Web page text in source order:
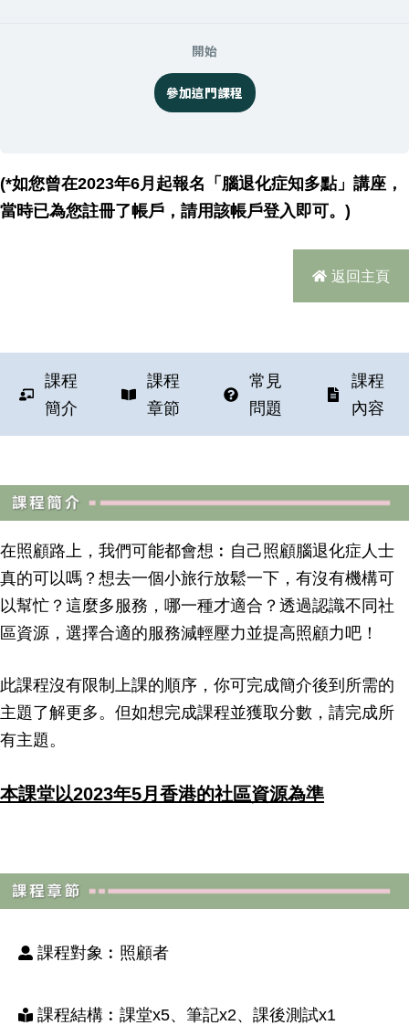
開始
參加這門課程
(*如您曾在2023年6月起報名「腦退化症知多點」講座，
當時已為您註冊了帳戶，請用該帳戶登入即可。)
返回主頁
課程
簡介
課程
章節
常見
問題
課程
內容
在照顧路上，我們可能都會想︰自己照顧腦退化症人士
真的可以嗎？想去一個小旅行放鬆一下，有沒有機構可
以幫忙？這麼多服務，哪一種才適合？透過認識不同社
區資源，選擇合適的服務減輕壓力並提高照顧力吧！
此課程沒有限制上課的順序，你可完成簡介後到所需的
主題了解更多。但如想完成課程並獲取分數，請完成所
有主題。
本課堂以2023年5月香港的社區資源為準
課程對象︰照顧者
課程結構︰課堂x5、筆記x2、課後測試x1